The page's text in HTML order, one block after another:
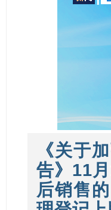
《关于
告》11
后销售